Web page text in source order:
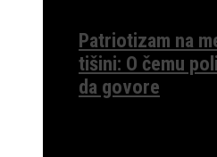
Patriotizam na
tišini: O čemu
da govore